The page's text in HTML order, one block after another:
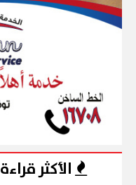
الأكثر قراءة